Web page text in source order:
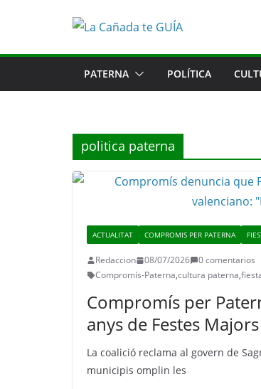
PATERNA POLÍTICA
politica paterna
ACTUALITAT COMPROMIS PER PATERNA
Redaccion 08/07/2026
0 comentarios
Compromís-Paterna,cultura paterna,
Compromís per
anys de Festes
La coalició reclama al govern de
municipis omplin les